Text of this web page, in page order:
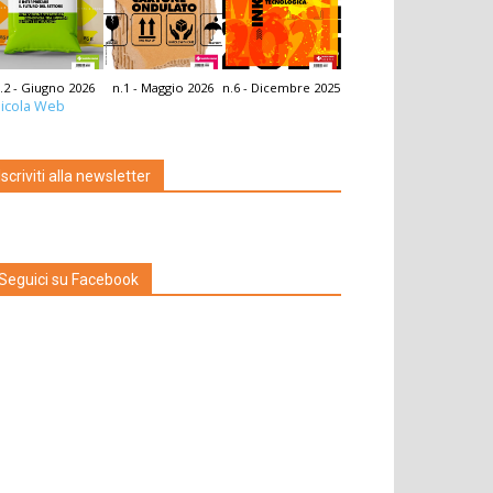
- Giugno 2026 n.1 - Maggio 2026 n.6 - Dicembre 2025
Web
alla newsletter
su Facebook